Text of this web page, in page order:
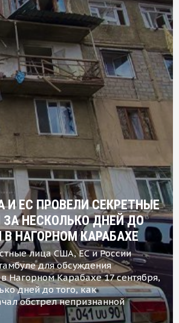
И ЕС ПРОВЕЛИ СЕКРЕТНЫЕ
ЗА НЕСКОЛЬКО ДНЕЙ ДО
В НАГОРНОМ КАРАБАХЕ
лица США, ЕС и России
для обсуждения
в Нагорном Карабахе 17 сентября,
дней до того, как
обстрел непризнанной